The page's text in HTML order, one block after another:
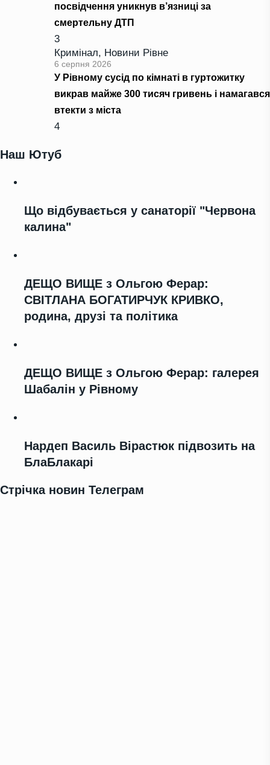
посвідчення уникнув в’язниці за
смертельну ДТП
3
Кримінал, Новини Рівне
6 серпня 2026
У Рівному сусід по кімнаті в гуртожитку
викрав майже 300 тисяч гривень і намагався
втекти з міста
4
Наш Ютуб
Що відбувається у санаторії "Червона
калина"
ДЕЩО ВИЩЕ з Ольгою Ферар:
СВІТЛАНА БОГАТИРЧУК КРИВКО,
родина, друзі та політика
ДЕЩО ВИЩЕ з Ольгою Ферар: галерея
Шабалін у Рівному
Нардеп Василь Вірастюк підвозить на
БлаБлакарі
Стрічка новин Телеграм